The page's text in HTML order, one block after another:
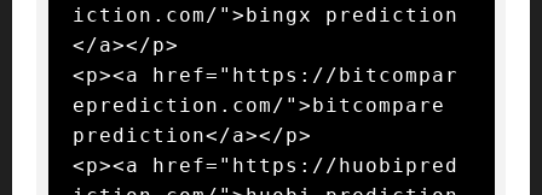
iction.com/">bingx prediction
</a></p>
<p><a href="https://bitcompar
eprediction.com/">bitcompare
prediction</a></p>
<p><a href="https://huobipred